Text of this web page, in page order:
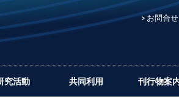
お問合せ
究活動 共同利用 刊行物案